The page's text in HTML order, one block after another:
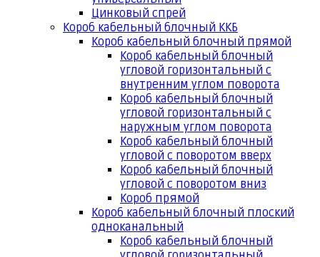
Цинковый спрей
Короб кабельный блочный ККБ
Короб кабельный блочный прямой
Короб кабельный блочный
угловой горизонтальный с
внутренним углом поворота
Короб кабельный блочный
угловой горизонтальный с
наружным углом поворота
Короб кабельный блочный
угловой с поворотом вверх
Короб кабельный блочный
угловой с поворотом вниз
Короб прямой
Короб кабельный блочный плоский
одноканальный
Короб кабельный блочный